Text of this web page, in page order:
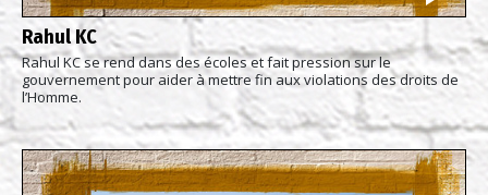
Rahul KC
Rahul KC se rend dans des écoles et fait pression sur le
gouvernement pour aider à mettre fin aux violations des droits de
l’Homme.